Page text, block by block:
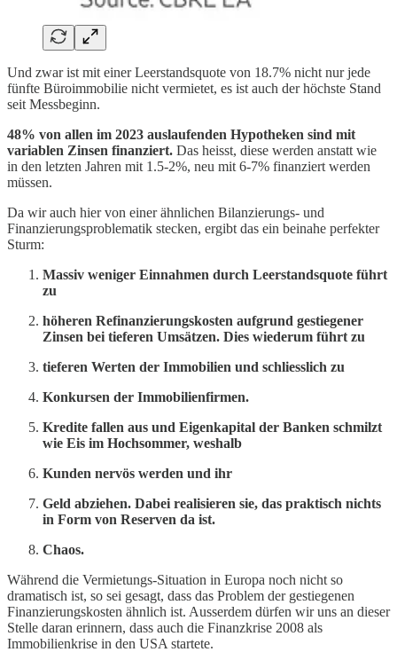
Und zwar ist mit einer Leerstandsquote von 18.7% nicht nur jede
fünfte Büroimmobilie nicht vermietet, es ist auch der höchste Stand
seit Messbeginn.
48% von allen im 2023 auslaufenden Hypotheken sind mit
variablen Zinsen finanziert. Das heisst, diese werden anstatt wie
in den letzten Jahren mit 1.5-2%, neu mit 6-7% finanziert werden
müssen.
Da wir auch hier von einer ähnlichen Bilanzierungs- und
Finanzierungsproblematik stecken, ergibt das ein beinahe perfekter
Sturm:
Massiv weniger Einnahmen durch Leerstandsquote führt
zu
höheren Refinanzierungskosten aufgrund gestiegener
Zinsen bei tieferen Umsätzen. Dies wiederum führt zu
tieferen Werten der Immobilien und schliesslich zu
Konkursen der Immobilienfirmen.
Kredite fallen aus und Eigenkapital der Banken schmilzt
wie Eis im Hochsommer, weshalb
Kunden nervös werden und ihr
Geld abziehen. Dabei realisieren sie, das praktisch nichts
in Form von Reserven da ist.
Chaos.
Während die Vermietungs-Situation in Europa noch nicht so
dramatisch ist, so sei gesagt, dass das Problem der gestiegenen
Finanzierungskosten ähnlich ist. Ausserdem dürfen wir uns an dieser
Stelle daran erinnern, dass auch die Finanzkrise 2008 als
Immobilienkrise in den USA startete.